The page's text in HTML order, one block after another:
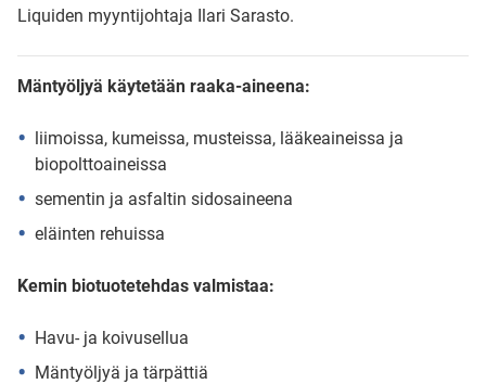
Liquiden myyntijohtaja Ilari Sarasto.
Mäntyöljyä käytetään raaka-aineena:
liimoissa, kumeissa, musteissa, lääkeaineissa ja
biopolttoaineissa
sementin ja asfaltin sidosaineena
eläinten rehuissa
Kemin biotuotetehdas valmistaa:
Havu- ja koivusellua
Mäntyöljyä ja tärpättiä